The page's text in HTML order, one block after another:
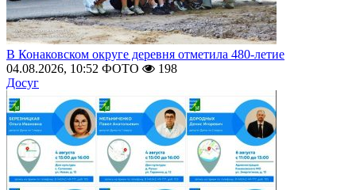
В Конаковском округе деревня отметила 480-летие
04.08.2026, 10:52 ФОТО
198
Досуг